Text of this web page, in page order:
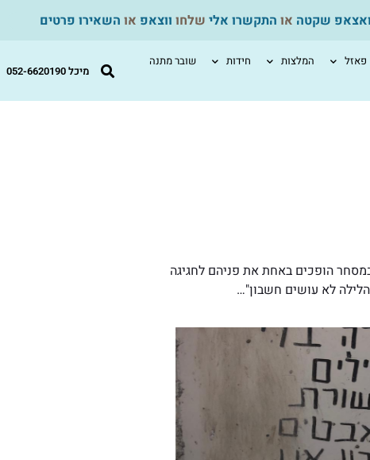
שקטה או התקשרו אלי שלחו ווצאפ או השאירו פרטים
פאזל המלצות חידות
שובר מתנה
מיכל 052-6620190
הופכים באחת את פניהם לחגיגה
לא עושים חשבון"…